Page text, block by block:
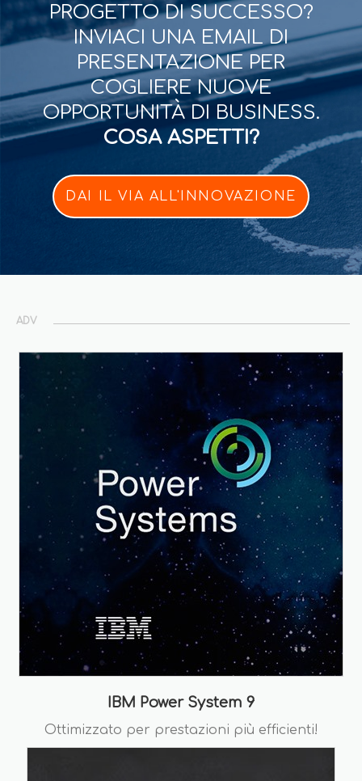
PROGETTO DI SUCCESSO?
INVIACI UNA EMAIL DI
PRESENTAZIONE PER
COGLIERE NUOVE
OPPORTUNITÀ DI BUSINESS.
COSA ASPETTI?
DAI IL VIA ALL'INNOVAZIONE
ADV
IBM Power System 9
Ottimizzato per prestazioni più efficienti!